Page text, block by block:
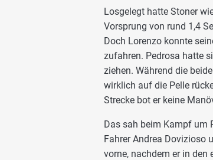
Losgelegt hatte Stoner
Vorsprung von rund 1,4
Doch Lorenzo konnte
zufahren. Pedrosa hatte
ziehen. Während die
wirklich auf die Pelle
Strecke bot er keine
Das sah beim Kampf um
Fahrer Andrea Dovizioso
vorne, nachdem er in den